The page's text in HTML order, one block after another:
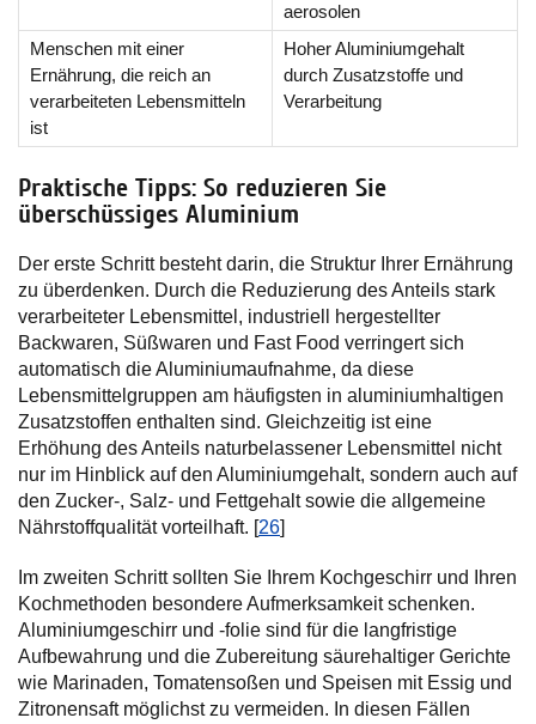
aerosolen
Menschen mit einer
Ernährung, die reich an
verarbeiteten Lebensmitteln
ist
Hoher Aluminiumgehalt
durch Zusatzstoffe und
Verarbeitung
Praktische Tipps: So reduzieren Sie
überschüssiges Aluminium
Der erste Schritt besteht darin, die Struktur Ihrer Ernährung
zu überdenken. Durch die Reduzierung des Anteils stark
verarbeiteter Lebensmittel, industriell hergestellter
Backwaren, Süßwaren und Fast Food verringert sich
automatisch die Aluminiumaufnahme, da diese
Lebensmittelgruppen am häufigsten in aluminiumhaltigen
Zusatzstoffen enthalten sind. Gleichzeitig ist eine
Erhöhung des Anteils naturbelassener Lebensmittel nicht
nur im Hinblick auf den Aluminiumgehalt, sondern auch auf
den Zucker-, Salz- und Fettgehalt sowie die allgemeine
Nährstoffqualität vorteilhaft. [26]
Im zweiten Schritt sollten Sie Ihrem Kochgeschirr und Ihren
Kochmethoden besondere Aufmerksamkeit schenken.
Aluminiumgeschirr und -folie sind für die langfristige
Aufbewahrung und die Zubereitung säurehaltiger Gerichte
wie Marinaden, Tomatensoßen und Speisen mit Essig und
Zitronensaft möglichst zu vermeiden. In diesen Fällen